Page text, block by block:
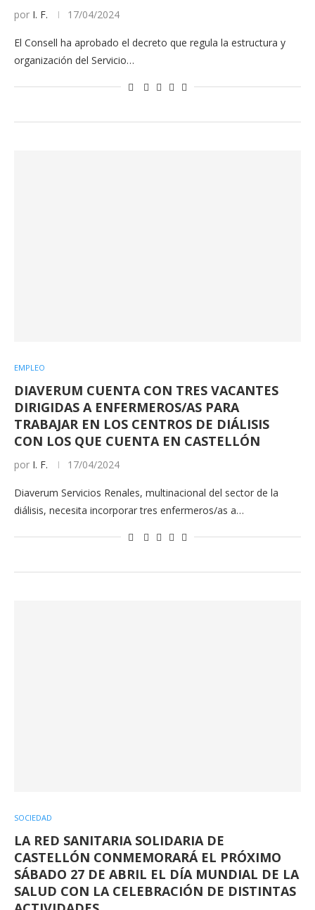
por I. F. 17/04/2024
El Consell ha aprobado el decreto que regula la estructura y
organización del Servicio…
EMPLEO
DIAVERUM CUENTA CON TRES VACANTES
DIRIGIDAS A ENFERMEROS/AS PARA
TRABAJAR EN LOS CENTROS DE DIÁLISIS
CON LOS QUE CUENTA EN CASTELLÓN
por I. F. 17/04/2024
Diaverum Servicios Renales, multinacional del sector de la
diálisis, necesita incorporar tres enfermeros/as a…
SOCIEDAD
LA RED SANITARIA SOLIDARIA DE
CASTELLÓN CONMEMORARÁ EL PRÓXIMO
SÁBADO 27 DE ABRIL EL DÍA MUNDIAL DE LA
SALUD CON LA CELEBRACIÓN DE DISTINTAS